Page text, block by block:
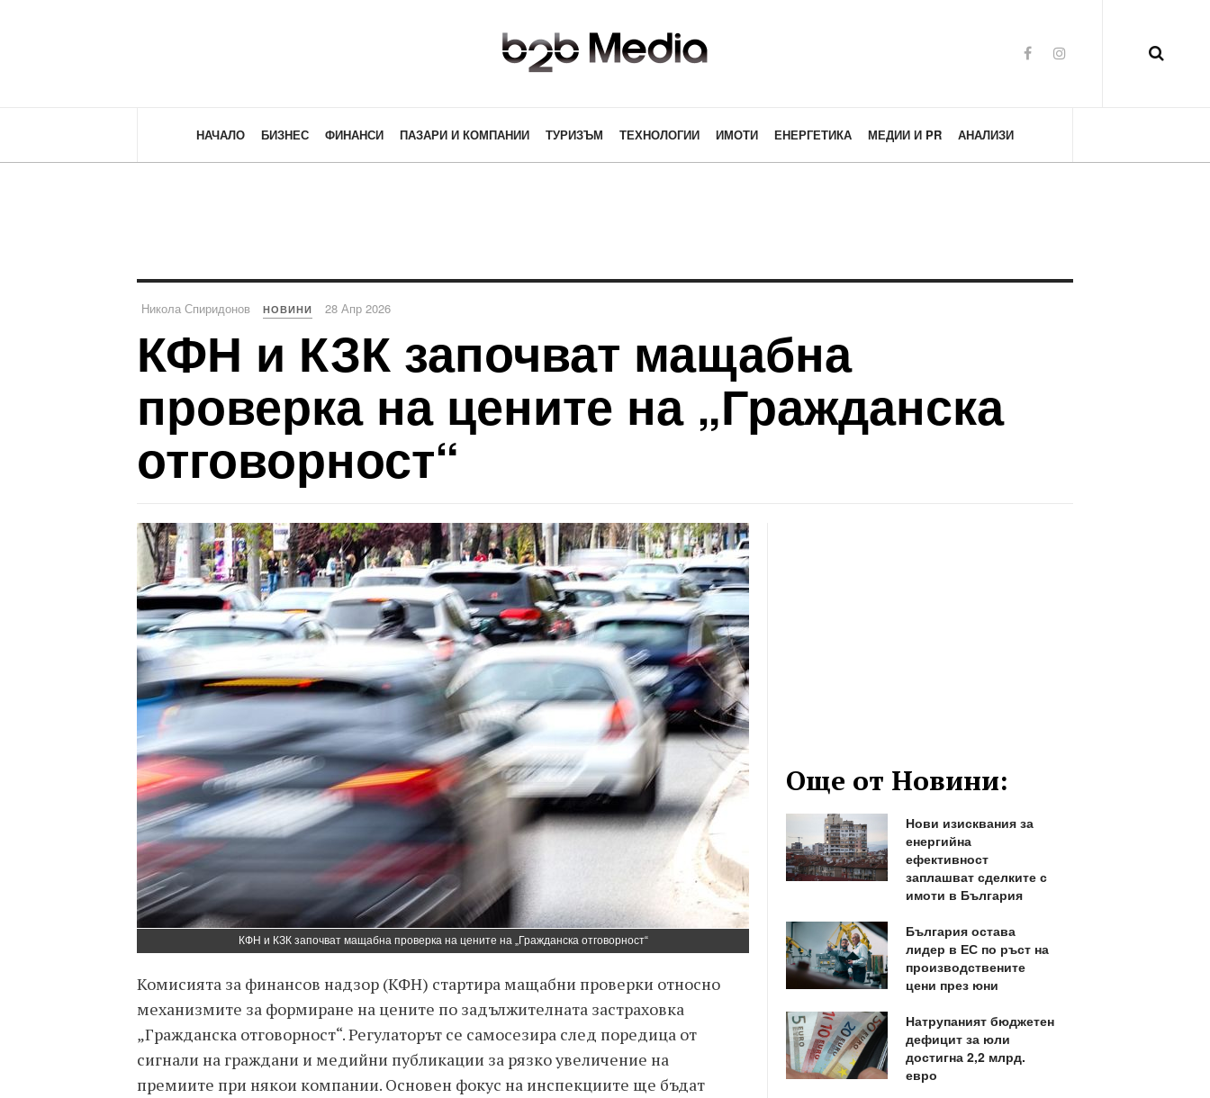
НАЧАЛО БИЗНЕС ФИНАНСИ ПАЗАРИ И КОМПАНИИ ТУРИЗЪМ ТЕХНОЛОГИИ ИМОТИ ЕНЕРГЕТИКА МЕДИИ И PR АНАЛИЗИ
Никола Спиридонов НОВИНИ 28 Апр 2026
КФН и КЗК започват мащабна
проверка на цените на „Гражданска
отговорност“
КФН и КЗК започват мащабна проверка на цените на „Гражданска отговорност“
Комисията за финансов надзор (КФН) стартира мащабни проверки относно
механизмите за формиране на цените по задължителната застраховка
„Гражданска отговорност“. Регулаторът се самосезира след поредица от
сигнали на граждани и медийни публикации за рязко увеличение на
премиите при някои компании. Основен фокус на инспекциите ще бъдат
Още от Новини:
Нови изисквания за
енергийна
ефективност
заплашват сделките с
имоти в България
България остава
лидер в ЕС по ръст на
производствените
цени през юни
Натрупаният бюджетен
дефицит за юли
достигна 2,2 млрд.
евро